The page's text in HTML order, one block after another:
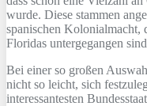
wurde. Diese stammen
spanischen Kolonialmacht,
Floridas untergegangen
Bei einer so großen
nicht so leicht, sich
interessantesten